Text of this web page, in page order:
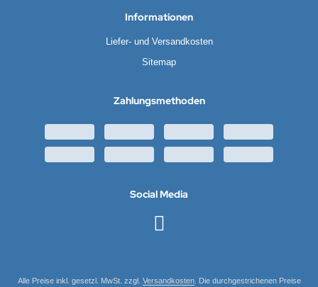
Informationen
Liefer- und Versandkosten
Sitemap
Zahlungsmethoden
Social Media
Alle Preise inkl. gesetzl. MwSt. zzgl. Versandkosten. Die durchgestrichenen Preise